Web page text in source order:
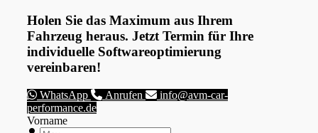
Holen Sie das Maximum aus Ihrem
Fahrzeug heraus. Jetzt Termin für Ihre
individuelle Softwareoptimierung
vereinbaren!
WhatsApp Anrufen
info@avm-car-
performance.de
Vorname